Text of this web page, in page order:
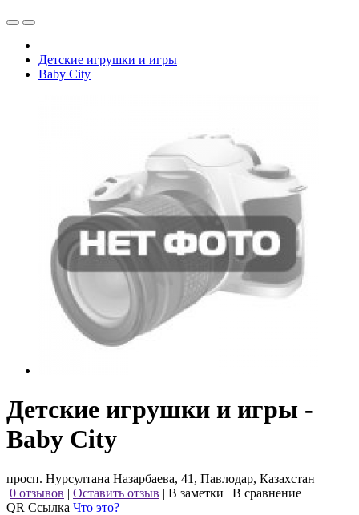
Детские игрушки и игры
Baby City
Детские игрушки и игры -
Baby City
просп. Нурсултана Назарбаева, 41, Павлодар, Казахстан
0 отзывов | Оставить отзыв | В заметки | В сравнение
QR Ссылка Что это?